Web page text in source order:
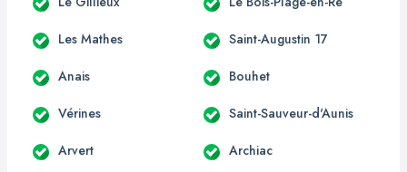
Les Mathes Saint-Augustin 17
Anais Bouhet
Vérines Saint-Sauveur-d'Aunis
Arvert Archiac